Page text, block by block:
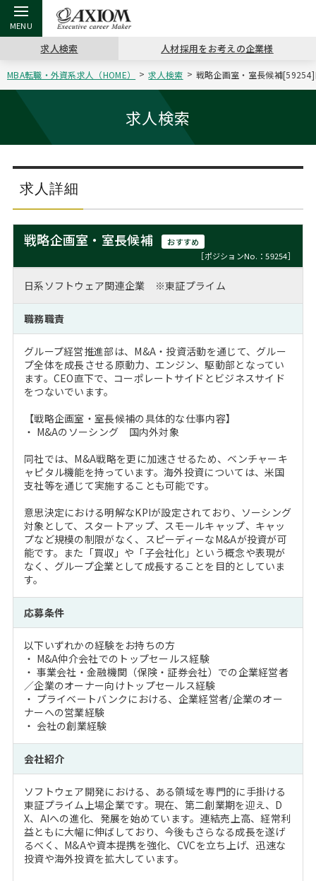
戻る
アクシアムの特長
戻る
コンサ
サービス案内
戻る
キャリ
コンサルタントの紹介
戻る
キャリア支援 TOP
キャリアデザイン講座
（最新求人市場動向）
戻る
MBAの
おわり
ステージ別アドバイス
MBAの転職事例
MBAからのFAQ
MBA留学生数の推移
戻る
日本か
MBAを生かす求人特集
戻る
転職ツール TOP
英文レジュメの書き方
戻る
パワー
職務経歴書の書き方
外資系／面接攻略のコツ
戻る
転職コラム TOP
“展”職相談室
転職市場の明日をよめ
キャリアに効く一冊
注目企業インタビュー
戻る
イベント・セミナー TOP
ジョブフェア
キャリアデザインセミナー
プロ経営者の特別セミナー
Career Talk Live
MBA NETWORKING
戻る
会社概要 TOP
沿革
主なクライアント
パブリシティ
ニュースリリース
求人検索 人材採用をお考えの企業様
MBA転職・外資系求人（HOME） 求人検索 戦略企画室・室長候補
求人検索
求人詳細
戦略企画室・室長候補
おすすめ
［ポジションNo.：59254］
日系ソフトウェア関連企業 ※東証プライム
職務職責
グループ経営推進部は、M&A・投資活動を通じて、グルー
プ全体を成長させる原動力、エンジン、駆動部となってい
ます。CEO直下で、コーポレートサイドとビジネスサイド
をつないでいます。
【戦略企画室・室長候補の具体的な仕事内容】
・ M&Aのソーシング 国内外対象
同社では、M&A戦略を更に加速させるため、ベンチャーキ
ャピタル機能を持っています。海外投資については、米国
支社等を通じて実施することも可能です。
意思決定における明解なKPIが設定されており、ソーシング
対象として、スタートアップ、スモールキャップ、キャッ
プなど規模の制限がなく、スピーディーなM&Aが投資が可
能です。また「買収」や「子会社化」という概念や表現が
なく、グループ企業として成長することを目的としていま
す。
応募条件
以下いずれかの経験をお持ちの方
・ M&A仲介会社でのトップセールス経験
・ 事業会社・金融機関（保険・証券会社）での企業経営者
／企業のオーナー向けトップセールス経験
・ プライベートバンクにおける、企業経営者/企業のオー
ナーへの営業経験
・ 会社の創業経験
会社紹介
ソフトウェア開発における、ある領域を専門的に手掛ける
東証プライム上場企業です。現在、第二創業期を迎え、D
X、AIへの進化、発展を始めています。連結売上高、経常利
益ともに大幅に伸ばしており、今後もさらなる成長を遂げ
るべく、M&Aや資本提携を強化、CVCを立ち上げ、迅速な
投資や海外投資を拡大しています。